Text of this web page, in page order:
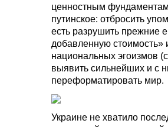
ценностным
путинское: отбросить
есть разрушить прежние
добавленную стоимость»
национальных эгоизмов
выявить сильнейших и с
переформатировать мир.
Украине не хватило